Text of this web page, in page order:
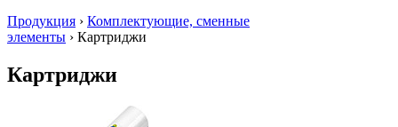
Продукция › Комплектующие, сменные
элементы › Картриджи
Картриджи